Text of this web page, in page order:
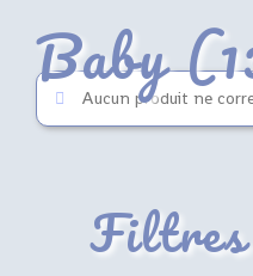
Baby
Aucun produit ne